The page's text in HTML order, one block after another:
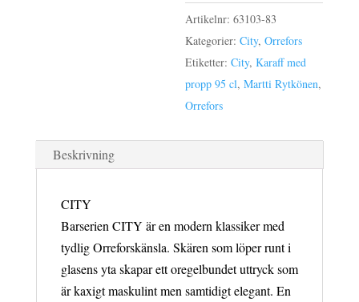
Artikelnr:63103-83
Kategorier:City,Orrefors
Etiketter:City,Karaff med
propp 95 cl,Martti Rytkönen,
Orrefors
Beskrivning
CITY
Barserien CITY är en modern klassiker med
tydlig Orreforskänsla. Skären som löper runt i
glasens yta skapar ett oregelbundet uttryck som
är kaxigt maskulint men samtidigt elegant. En